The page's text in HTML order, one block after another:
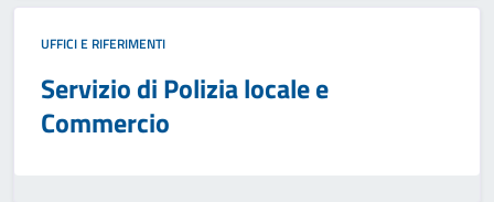
UFFICI E RIFERIMENTI
Servizio di Polizia locale e
Commercio